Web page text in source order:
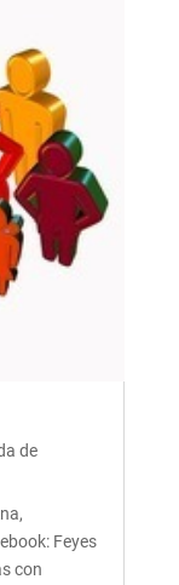
de
Feyes
con